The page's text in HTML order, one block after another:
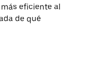
eficiente al
de qué